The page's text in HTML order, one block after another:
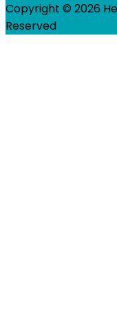
Copyright © 2026
Reserved